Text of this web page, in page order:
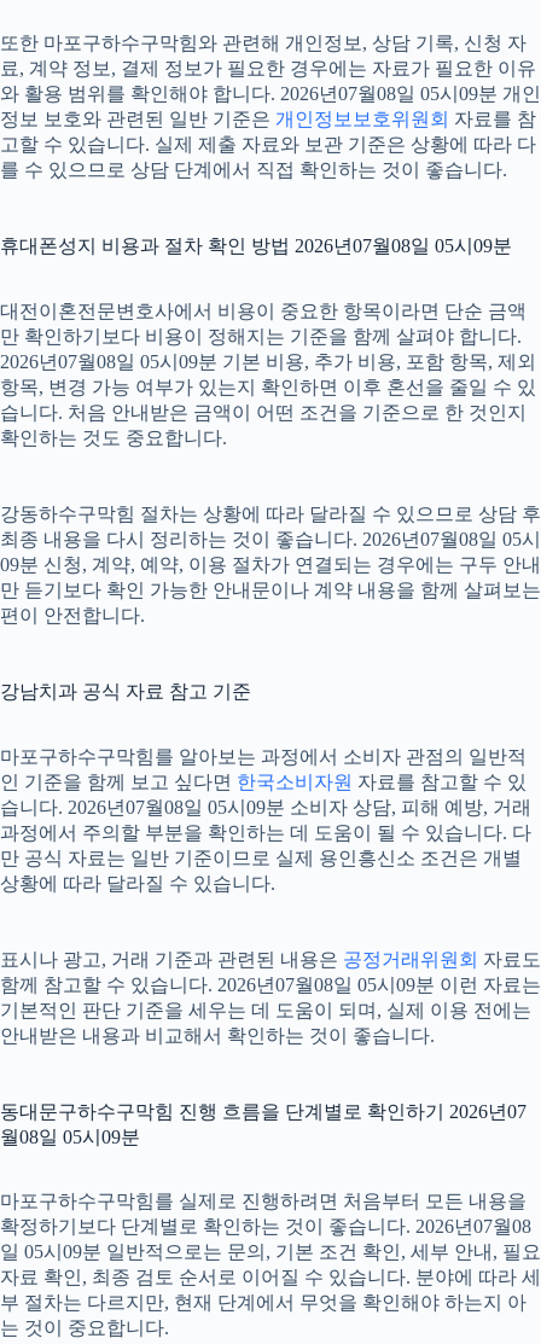
또한 마포구하수구막힘와 관련해 개인정보, 상담 기록, 신청 자
료, 계약 정보, 결제 정보가 필요한 경우에는 자료가 필요한 이유
와 활용 범위를 확인해야 합니다. 2026년07월08일 05시09분 개인
정보 보호와 관련된 일반 기준은 개인정보보호위원회 자료를 참
고할 수 있습니다. 실제 제출 자료와 보관 기준은 상황에 따라 다
를 수 있으므로 상담 단계에서 직접 확인하는 것이 좋습니다.
휴대폰성지 비용과 절차 확인 방법 2026년07월08일 05시09분
대전이혼전문변호사에서 비용이 중요한 항목이라면 단순 금액
만 확인하기보다 비용이 정해지는 기준을 함께 살펴야 합니다.
2026년07월08일 05시09분 기본 비용, 추가 비용, 포함 항목, 제외
항목, 변경 가능 여부가 있는지 확인하면 이후 혼선을 줄일 수 있
습니다. 처음 안내받은 금액이 어떤 조건을 기준으로 한 것인지
확인하는 것도 중요합니다.
강동하수구막힘 절차는 상황에 따라 달라질 수 있으므로 상담 후
최종 내용을 다시 정리하는 것이 좋습니다. 2026년07월08일 05시
09분 신청, 계약, 예약, 이용 절차가 연결되는 경우에는 구두 안내
만 듣기보다 확인 가능한 안내문이나 계약 내용을 함께 살펴보는
편이 안전합니다.
강남치과 공식 자료 참고 기준
마포구하수구막힘를 알아보는 과정에서 소비자 관점의 일반적
인 기준을 함께 보고 싶다면 한국소비자원 자료를 참고할 수 있
습니다. 2026년07월08일 05시09분 소비자 상담, 피해 예방, 거래
과정에서 주의할 부분을 확인하는 데 도움이 될 수 있습니다. 다
만 공식 자료는 일반 기준이므로 실제 용인흥신소 조건은 개별
상황에 따라 달라질 수 있습니다.
표시나 광고, 거래 기준과 관련된 내용은 공정거래위원회 자료도
함께 참고할 수 있습니다. 2026년07월08일 05시09분 이런 자료는
기본적인 판단 기준을 세우는 데 도움이 되며, 실제 이용 전에는
안내받은 내용과 비교해서 확인하는 것이 좋습니다.
동대문구하수구막힘 진행 흐름을 단계별로 확인하기 2026년07
월08일 05시09분
마포구하수구막힘를 실제로 진행하려면 처음부터 모든 내용을
확정하기보다 단계별로 확인하는 것이 좋습니다. 2026년07월08
일 05시09분 일반적으로는 문의, 기본 조건 확인, 세부 안내, 필요
자료 확인, 최종 검토 순서로 이어질 수 있습니다. 분야에 따라 세
부 절차는 다르지만, 현재 단계에서 무엇을 확인해야 하는지 아
는 것이 중요합니다.